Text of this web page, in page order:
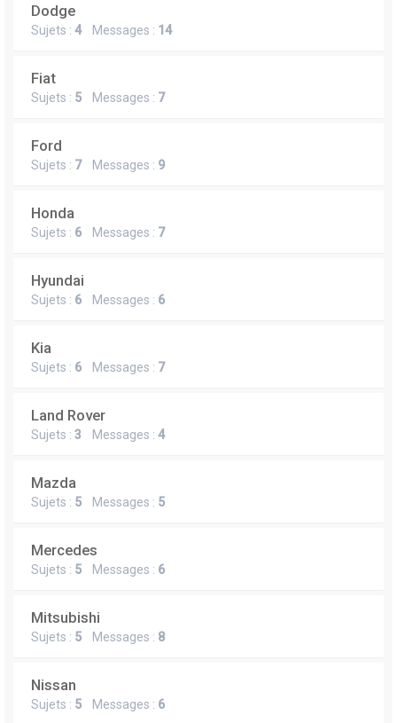
Dodge
Sujets : 4Messages : 14
Fiat
Sujets : 5 Messages : 7
Ford
Sujets : 7Messages : 9
Honda
Sujets : 6 Messages : 7
Hyundai
Sujets : 6 Messages : 6
Kia
Sujets : 6 Messages : 7
Land Rover
Sujets : 3 Messages : 4
Mazda
Sujets : 5 Messages : 5
Mercedes
Sujets : 5 Messages : 6
Mitsubishi
Sujets : 5 Messages : 8
Nissan
Sujets : 5 Messages : 6